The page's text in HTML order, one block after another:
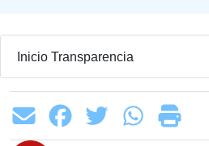
Inicio Transparencia